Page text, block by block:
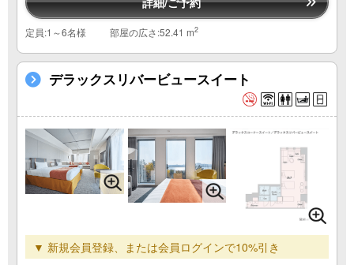
定員:1～6名様 部屋の広さ:52.41 m2
デラックスリバービュースイート
▼ 新規会員登録、または会員ログインで10%引き